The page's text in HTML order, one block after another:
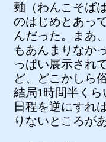
麺（わんこそば
のはじめとあっ
んだった。まあ
もあんまりなか
っぱい展示され
ど、どこかしら
結局1時間半く
日程を逆にすれ
りないところが